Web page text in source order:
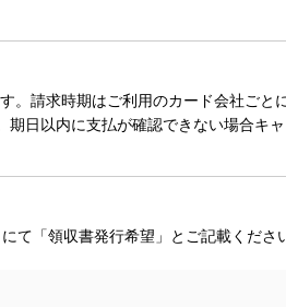
請求時期はご利用のカード会社ごと
日以内に支払が確認できない場合キ
て「領収書発行希望」とご記載くださ